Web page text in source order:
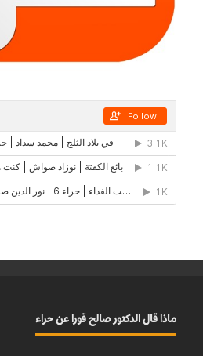
ماذا قال الدكتور صالح قورا عن حراء